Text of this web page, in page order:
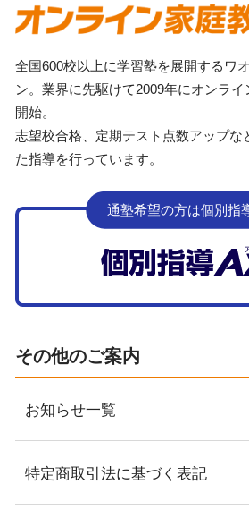
全国600校以上に学習塾を展開するワ
ン。業界に先駆けて2009年にオンラ
開始。
志望校合格、定期テスト点数アップな
た指導を行っています。
通塾希望の方は個別指
その他のご案内
お知らせ一覧
特定商取引法に基づく表記